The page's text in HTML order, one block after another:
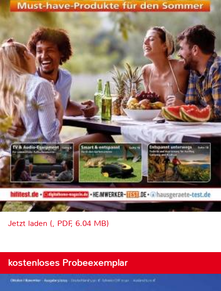
Jetzt laden (, PDF, 6.04 MB)
kostenloses Probeexemplar